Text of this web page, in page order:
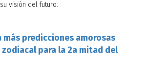
visión del futuro.
más predicciones amorosas
para la 2a mitad del